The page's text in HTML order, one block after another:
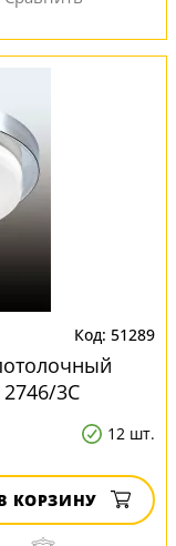
51289
3C
12 шт.
КОРЗИНУ